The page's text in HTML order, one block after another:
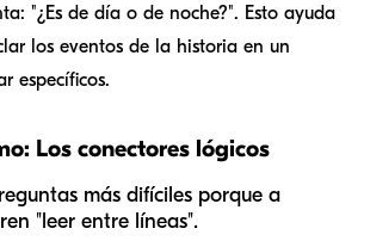
"¿Es de día o de noche?". Esto ayuda
los eventos de la historia en un
específicos.
Los conectores lógicos
más difíciles porque a
"leer entre líneas".